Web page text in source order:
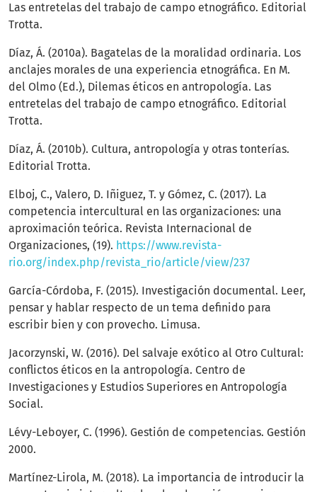
Las entretelas del trabajo de campo etnográfico. Editorial
Trotta.
Díaz, Á. (2010a). Bagatelas de la moralidad ordinaria. Los
anclajes morales de una experiencia etnográfica. En M.
del Olmo (Ed.), Dilemas éticos en antropología. Las
entretelas del trabajo de campo etnográfico. Editorial
Trotta.
Díaz, Á. (2010b). Cultura, antropología y otras tonterías.
Editorial Trotta.
Elboj, C., Valero, D. Iñiguez, T. y Gómez, C. (2017). La
competencia intercultural en las organizaciones: una
aproximación teórica. Revista Internacional de
Organizaciones, (19). https://www.revista-
rio.org/index.php/revista_rio/article/view/237
García-Córdoba, F. (2015). Investigación documental. Leer,
pensar y hablar respecto de un tema definido para
escribir bien y con provecho. Limusa.
Jacorzynski, W. (2016). Del salvaje exótico al Otro Cultural:
conflictos éticos en la antropología. Centro de
Investigaciones y Estudios Superiores en Antropología
Social.
Lévy-Leboyer, C. (1996). Gestión de competencias. Gestión
2000.
Martínez-Lirola, M. (2018). La importancia de introducir la